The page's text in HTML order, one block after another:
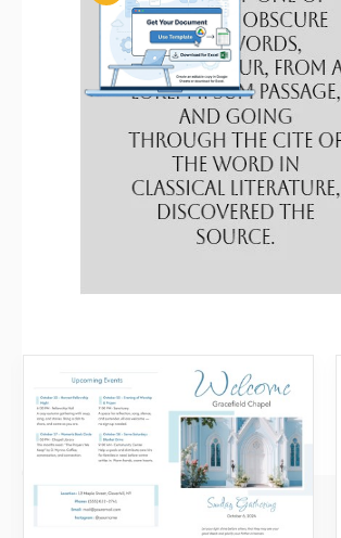
Erhalten Sie Ihr Dokument
Klicken Sie auf „Vorlage bearbeiten“, um
eine bearbeitbare Kopie in Google Docs
zu erstellen oder für Microsoft Word
herunterzuladen